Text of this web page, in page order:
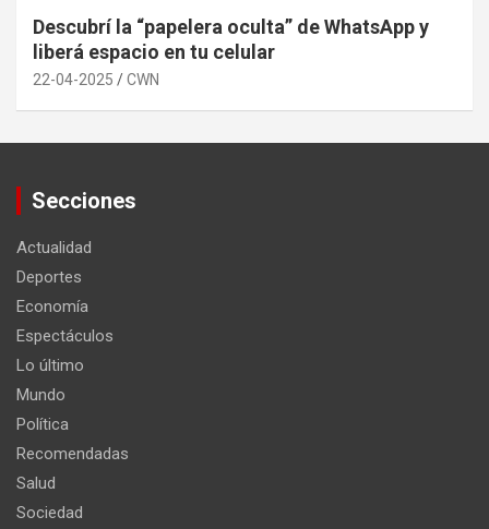
Descubrí la “papelera oculta” de WhatsApp y
liberá espacio en tu celular
22-04-2025 CWN
Secciones
Actualidad
Deportes
Economía
Espectáculos
Lo último
Mundo
Política
Recomendadas
Salud
Sociedad